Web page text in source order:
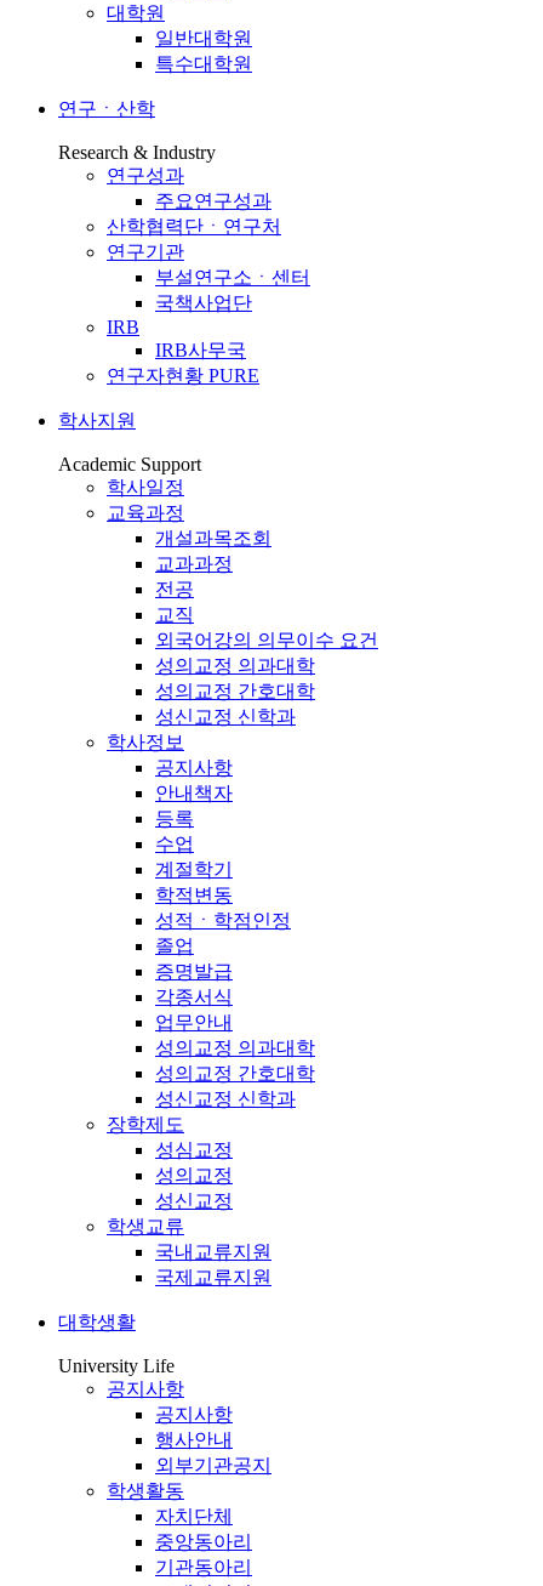
대학원
일반대학원
특수대학원
연구ㆍ산학
Research & Industry
연구성과
주요연구성과
산학협력단ㆍ연구처
연구기관
부설연구소ㆍ센터
국책사업단
IRB
IRB사무국
연구자현황 PURE
학사지원
Academic Support
학사일정
교육과정
개설과목조회
교과과정
전공
교직
외국어강의 의무이수 요건
성의교정 의과대학
성의교정 간호대학
성신교정 신학과
학사정보
공지사항
안내책자
등록
수업
계절학기
학적변동
성적ㆍ학점인정
졸업
증명발급
각종서식
업무안내
성의교정 의과대학
성의교정 간호대학
성신교정 신학과
장학제도
성심교정
성의교정
성신교정
학생교류
국내교류지원
국제교류지원
대학생활
University Life
공지사항
공지사항
행사안내
외부기관공지
학생활동
자치단체
중앙동아리
기관동아리